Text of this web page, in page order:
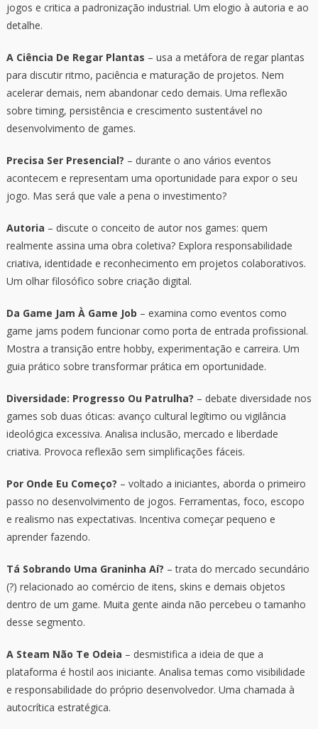
jogos e critica a padronização industrial. Um elogio à autoria e ao
detalhe.
A Ciência De Regar Plantas – usa a metáfora de regar plantas
para discutir ritmo, paciência e maturação de projetos. Nem
acelerar demais, nem abandonar cedo demais. Uma reflexão
sobre timing, persistência e crescimento sustentável no
desenvolvimento de games.
Precisa Ser Presencial? – durante o ano vários eventos
acontecem e representam uma oportunidade para expor o seu
jogo. Mas será que vale a pena o investimento?
Autoria – discute o conceito de autor nos games: quem
realmente assina uma obra coletiva? Explora responsabilidade
criativa, identidade e reconhecimento em projetos colaborativos.
Um olhar filosófico sobre criação digital.
Da Game Jam À Game Job – examina como eventos como
game jams podem funcionar como porta de entrada profissional.
Mostra a transição entre hobby, experimentação e carreira. Um
guia prático sobre transformar prática em oportunidade.
Diversidade: Progresso Ou Patrulha? – debate diversidade nos
games sob duas óticas: avanço cultural legítimo ou vigilância
ideológica excessiva. Analisa inclusão, mercado e liberdade
criativa. Provoca reflexão sem simplificações fáceis.
Por Onde Eu Começo? – voltado a iniciantes, aborda o primeiro
passo no desenvolvimento de jogos. Ferramentas, foco, escopo
e realismo nas expectativas. Incentiva começar pequeno e
aprender fazendo.
Tá Sobrando Uma Graninha Aí? – trata do mercado secundário
(?) relacionado ao comércio de itens, skins e demais objetos
dentro de um game. Muita gente ainda não percebeu o tamanho
desse segmento.
A Steam Não Te Odeia – desmistifica a ideia de que a
plataforma é hostil aos iniciante. Analisa temas como visibilidade
e responsabilidade do próprio desenvolvedor. Uma chamada à
autocrítica estratégica.